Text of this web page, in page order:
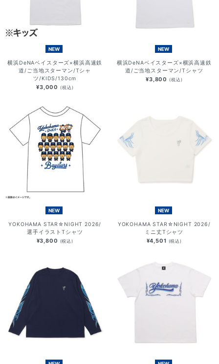
NEW
横浜DeNAベイスターズ×横浜高速鉄
道/ご当地スターマン/Tシャ
ツ/KIDS/130cm
¥3,000 (税込)
NEW
横浜DeNAベイスターズ×横浜高速鉄
道/ご当地スターマン/Tシャツ
¥3,800 (税込)
NEW
YOKOHAMA STAR☆NIGHT 2026/
選手イラストTシャツ
¥3,800 (税込)
NEW
YOKOHAMA STAR☆NIGHT 2026/
ミニ丈Tシャツ
¥4,501 (税込)